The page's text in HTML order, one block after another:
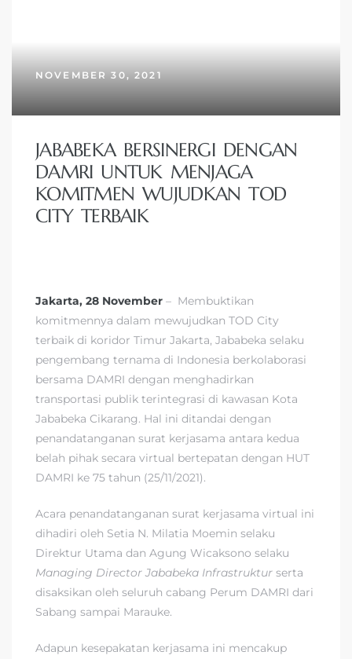
NOVEMBER 30, 2021
JABABEKA BERSINERGI DENGAN
DAMRI UNTUK MENJAGA
KOMITMEN WUJUDKAN TOD
CITY TERBAIK
Jakarta, 28 November – Membuktikan
komitmennya dalam mewujudkan TOD City
terbaik di koridor Timur Jakarta, Jababeka selaku
pengembang ternama di Indonesia berkolaborasi
bersama DAMRI dengan menghadirkan
transportasi publik terintegrasi di kawasan Kota
Jababeka Cikarang. Hal ini ditandai dengan
penandatanganan surat kerjasama antara kedua
belah pihak secara virtual bertepatan dengan HUT
DAMRI ke 75 tahun (25/11/2021).
Acara penandatanganan surat kerjasama virtual ini
dihadiri oleh Setia N. Milatia Moemin selaku
Direktur Utama dan Agung Wicaksono selaku
Managing Director Jababeka Infrastruktur serta
disaksikan oleh seluruh cabang Perum DAMRI dari
Sabang sampai Marauke.
Adapun kesepakatan kerjasama ini mencakup